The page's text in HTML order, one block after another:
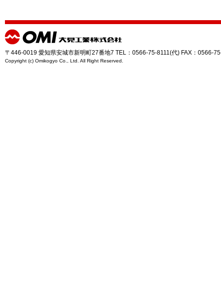
〒446-0019 愛知県安城市新明町27番地7 TEL：0566-75-8111(代) FAX：0566-
Copyright (c) Omikogyo Co., Ltd. All Right Reserved.